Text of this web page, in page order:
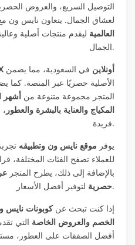
التوصيل السريع، والعروض
لعشاق الجمال. يتعاون نايس ون
العالمية ليقدم منتجات أصلية
الجمال.
الموزع الحصري لعلامة NYX أونلاين في السعودية، مما يضمن
المتجر مجموعة متنوعة من أشهر
المكياج والعناية بالبشرة والعطور
فريدة.
يوفر موقع نايس ون وتطبيقه
للعملاء تصفح الفئات المختلفة،
بالإضافة إلى ذلك، يطرح المتجر
حصريةلتوفير أفضل الأسعار.
إذا كنت تبحث عنكوبونات نايس
الخصم والعروض الخاصة التي
أفضل الصفقات على العطور،